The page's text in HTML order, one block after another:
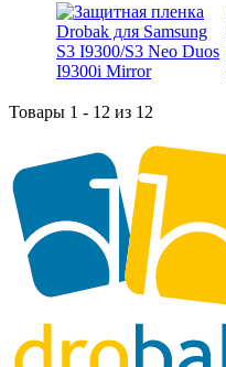
Товары 1 - 12 из 12